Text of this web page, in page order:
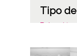
Tipo
Fotográfico
Fecha